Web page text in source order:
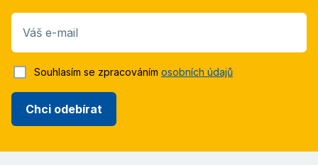
Váš e-mail
Chci odebírat
Souhlasím se zpracováním osobních údajů